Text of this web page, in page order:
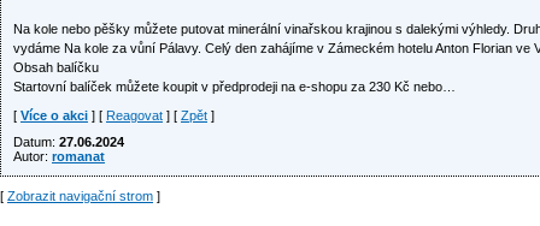
Na kole nebo pěšky můžete putovat minerální vinařskou krajinou s dalekými výhledy.
vydáme Na kole za vůní Pálavy. Celý den zahájíme v Zámeckém hotelu Anton Florian ve
Obsah balíčku
Startovní balíček můžete koupit v předprodeji na e-shopu za 230 Kč nebo…
[ Více o akci ] [ Reagovat ] [ Zpět ]
Datum: 27.06.2024
Autor: romanat
[ Zobrazit navigační strom ]